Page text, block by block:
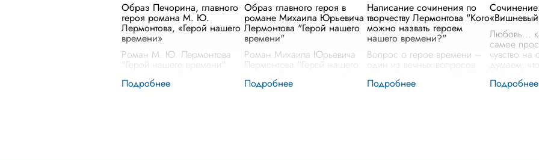
Она не просто завершает
конфликт между
персонажами, но и
раскрывает глубинные пр
поколения, пораженного
духовной...
вспыхнувших к загадочному
русскому офицеру,
Печорину. Ее жизнь, дотоле
прост...
это
души че
Образ Печорина, главного
героя романа М. Ю.
Лермонтова, «Герой нашего
времени»
Роман М. Ю. Лермонтова
"Герой нашего времени"
русской литературе. В центре
Образ главного героя в
романе Михаила Юрьевича
Лермонтова "Герой нашего
времени"
Роман Михаила Юрьевича
Лермонтова "Герой нашего
место в русской литературе
Написание сочинения по
творчеству Лермонтова "Кого
можно назвать героем
нашего времени?"
Вопрос о герое времени –
один из вечных вопросов
Лермонтов, создавая роман
Любовь...
самое
чувство на
думаем,
сделает